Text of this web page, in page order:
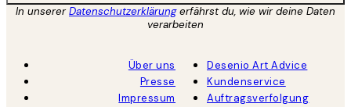
In unsererDatenschutzerklärungerfährst du, wie wir deine Daten
verarbeiten
Über uns
Presse
Impressum
Desenio Art Advice
Kundenservice
Auftragsverfolgung